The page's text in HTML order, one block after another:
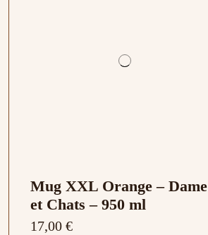
Mug XXL Orange – Dame
et Chats – 950 ml
17,00 €